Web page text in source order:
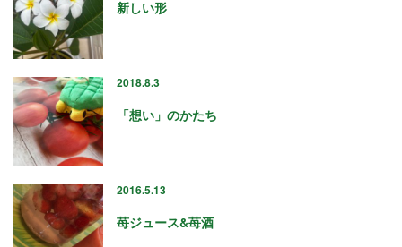
新しい形
2018.8.3
「想い」のかたち
2016.5.13
苺ジュース&苺酒
2023年5月
2023年4月
2023年2月
2023年1月
2022年12月
2022年11月
2022年9月
2022年8月
2022年7月